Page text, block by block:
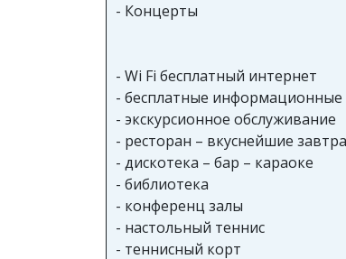
- Концерты
- Wi Fi бесплатный интернет
- бесплатные
- экскурсионное обслуживание
- ресторан – вкуснейшие
- дискотека – бар – караоке
- библиотека
- конференц залы
- настольный теннис
- теннисный корт